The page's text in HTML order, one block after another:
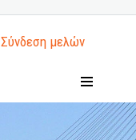
Σύνδεση μελώv